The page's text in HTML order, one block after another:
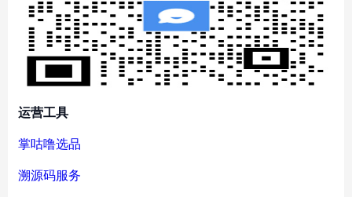
运营工具
掌咕噜选品
溯源码服务